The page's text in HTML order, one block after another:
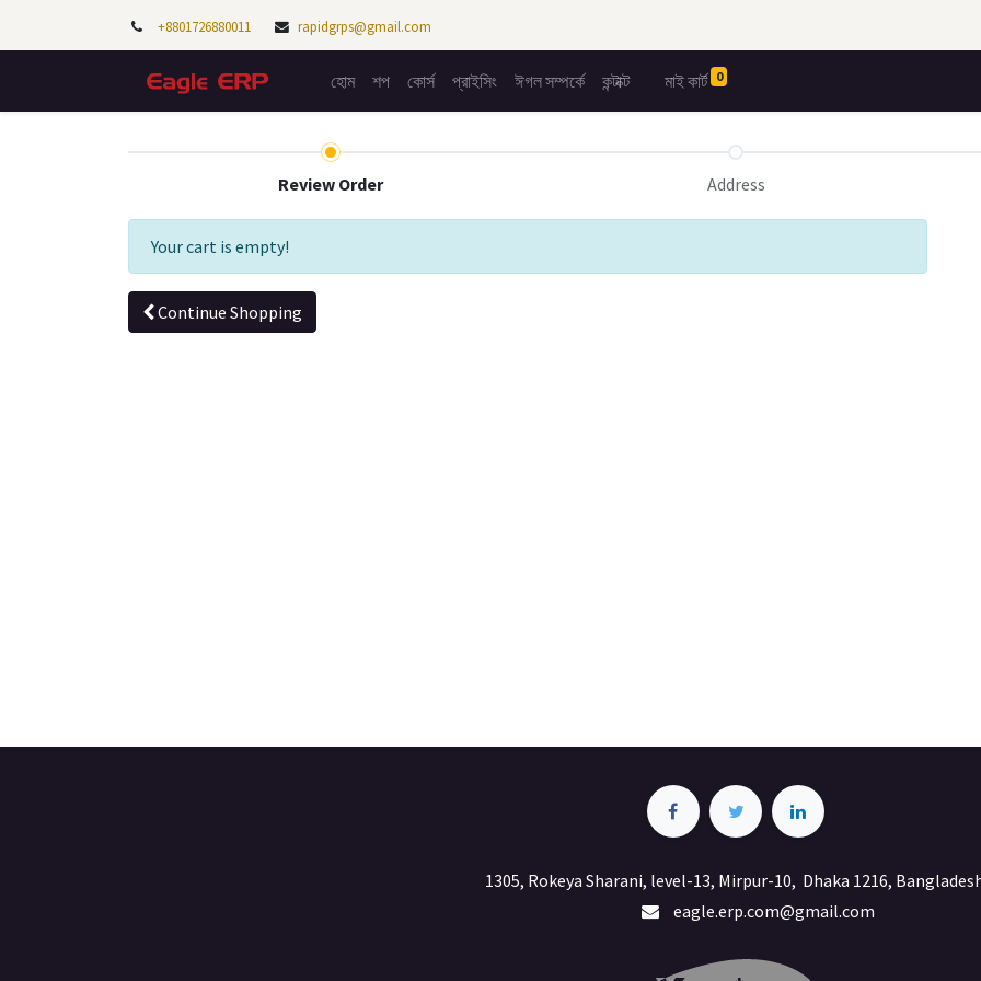
+8801726880011 rapidgrps@gmail.com
হোম শপ কোর্স​ প্রাইসিং ঈগল সম্পর্কে কন্টাক্ট মাই কার্ট 0
Review Order Address
Your cart is empty!
Continue Shopping
1305, Rokeya Sharani, level-13, Mirpur-10, Dhaka 1216,
eagle.erp.com@gmail.com